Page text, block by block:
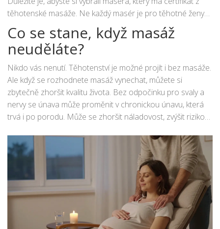
těhotenské masáže. Ne každý masér je pro těhotné ženy
vyškolený. Hledejte certifikace jako „Prenatal Massage
Therapist“ nebo „Těhotenská masáž - vzdělávání podle
Národní asociace těhotenské masáže“.
Co se stane, když masáž
neuděláte?
Nikdo vás nenutí. Těhotenství je možné projít i bez masáže.
Ale když se rozhodnete masáž vynechat, můžete si
zbytečně zhoršit kvalitu života. Bez odpočinku pro svaly a
nervy se únava může proměnit v chronickou únavu, která
trvá i po porodu. Může se zhoršit náladovost, zvýšit riziko
unaveni. Masáž není „pomoc“ - je to investice do vaší
pohody. A když se cítíte lépe, lépe se staráte o dítě. Nejde
jen o vás - jde o to, jak se cítíte, když se na dítě díváte.